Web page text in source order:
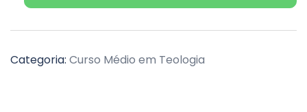
Categoria: Curso Médio em Teologia